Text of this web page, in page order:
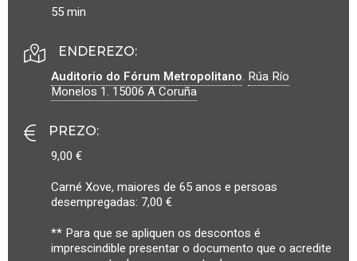
55 min
ENDEREZO:
Auditorio do Fórum Metropolitano. Rúa Río
Monelos 1.15006A Coruña
PREZO:
9,00 €
Carné Xove, maiores de 65 anos e persoas
desempregadas: 7,00 €
** Para que se apliquen os descontos é
imprescindible presentar o documento que o acredite